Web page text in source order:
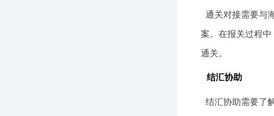
通关对接需要与
案。在报关过程
通关。
结汇协助
结汇协助需要了